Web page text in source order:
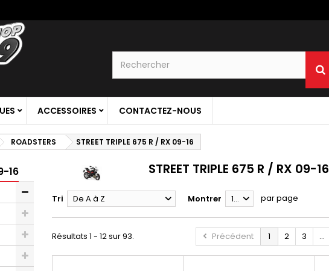
ACCESSOIRES CONTACTEZ-NOUS
ROADSTERS STREET TRIPLE 675 R / RX 09-16
16 STREET TRIPLE 675 R / RX 09-16
Tri De A à Z Montrer 12 par page
Précédent 1 2 3 ...
Résultats 1 - 12 sur 93.